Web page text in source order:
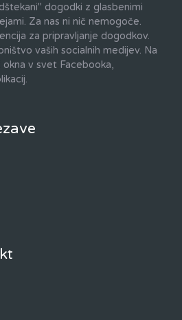
Dobnik)
Pivovarna Laško)
zveza Velenje
Kočevar)
Kočevar)
Slovenija)
velenje.si)
baleta
(...)
dogodki z glasbenimi
Za nas ni nič nemogoče.
za pripravljanje dogodkov.
vaših socialnih medijev. Na
v svet Facebooka,